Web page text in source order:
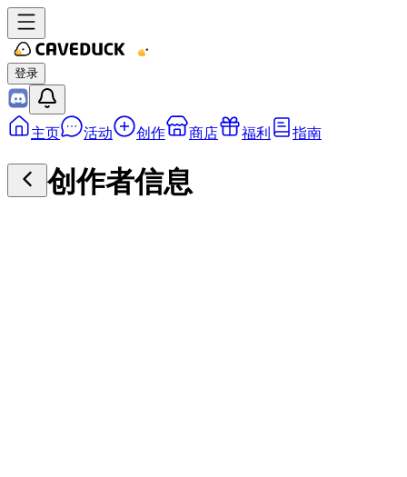
登录
主页 活动 创作 商店 福利 指南
创作者信息